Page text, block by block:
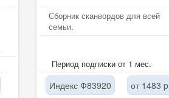
Сборник сканвордов для всей
семьи.
Период подписки от 1 мес.
Индекс Ф83920 от 1483 p